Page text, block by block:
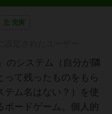
充実
のシステム（自分が隣
って残ったものをもら
テム名はない？）を使
ボードゲーム。個人的